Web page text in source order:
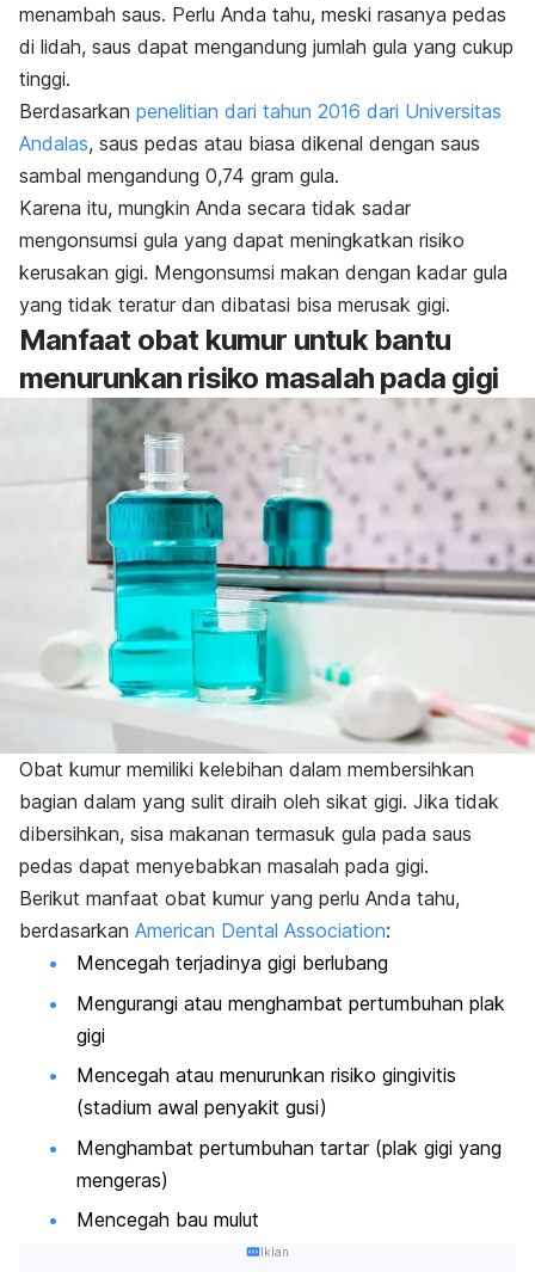
menambah saus. Perlu Anda tahu, meski rasanya pedas
di lidah, saus dapat mengandung jumlah gula yang cukup
tinggi.
Berdasarkan penelitian dari tahun 2016 dari Universitas
Andalas, saus pedas atau biasa dikenal dengan saus
sambal mengandung 0,74 gram gula.
Karena itu, mungkin Anda secara tidak sadar
mengonsumsi gula yang dapat meningkatkan risiko
kerusakan gigi. Mengonsumsi makan dengan kadar gula
yang tidak teratur dan dibatasi bisa merusak gigi.
Manfaat obat kumur untuk bantu
menurunkan risiko masalah pada gigi
Obat kumur memiliki kelebihan dalam membersihkan
bagian dalam yang sulit diraih oleh sikat gigi. Jika tidak
dibersihkan, sisa makanan termasuk gula pada saus
pedas dapat menyebabkan masalah pada gigi.
Berikut manfaat obat kumur yang perlu Anda tahu,
berdasarkan American Dental Association:
Mencegah terjadinya gigi berlubang
Mengurangi atau menghambat pertumbuhan plak
gigi
Mencegah atau menurunkan risiko gingivitis
(stadium awal penyakit gusi)
Menghambat pertumbuhan tartar (plak gigi yang
mengeras)
Mencegah bau mulut
Iklan